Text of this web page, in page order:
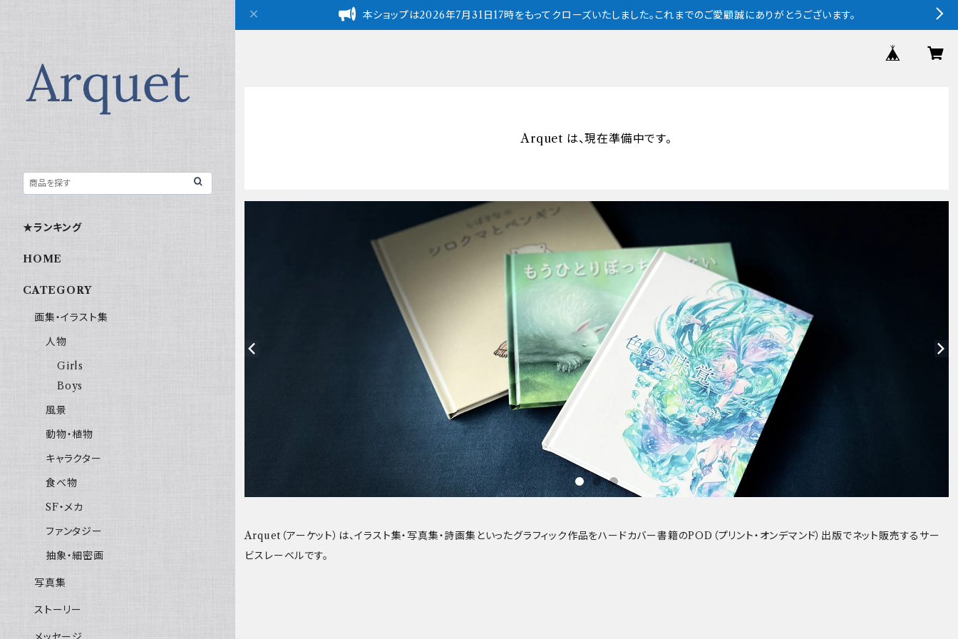
本ショップは2026年7月31日17時をもってクローズいたしました。これまでのご愛顧誠にありがとうございます。
Arquet は、現在準備中です。
Arquet（アーケット）は、イラスト集・写真集・詩画集といったグラフィック作品をハードカバー書籍のPOD（プリント・オンデマンド）出版でネット販売するサー
ビスレーベルです。
★ランキング
HOME
CATEGORY
画集・イラスト集
人物
Girls
Boys
風景
動物・植物
キャラクター
食べ物
SF・メカ
ファンタジー
抽象・細密画
写真集
ストーリー